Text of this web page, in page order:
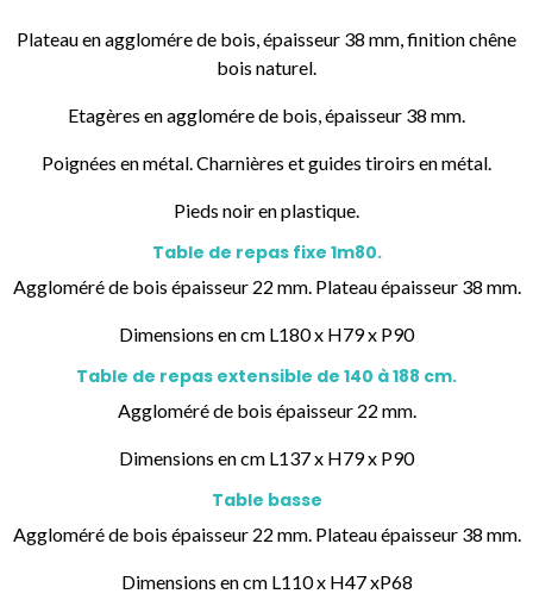
Plateau en agglomére de bois, épaisseur 38 mm, finition chêne
bois naturel.
Etagères en agglomére de bois, épaisseur 38 mm.
Poignées en métal. Charnières et guides tiroirs en métal.
Pieds noir en plastique.
Table de repas fixe 1m80.
Aggloméré de bois épaisseur 22 mm. Plateau épaisseur 38 mm.
Dimensions en cm L180 x H79 x P90
Table de repas extensible de 140 à 188 cm.
Aggloméré de bois épaisseur 22 mm.
Dimensions en cm L137 x H79 x P90
Table basse
Aggloméré de bois épaisseur 22 mm. Plateau épaisseur 38 mm.
Dimensions en cm L110 x H47 xP68